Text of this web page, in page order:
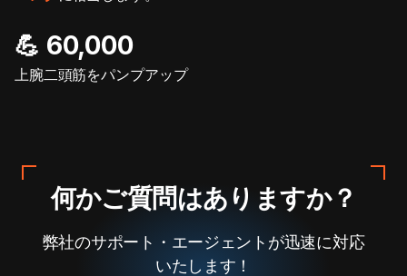
💪 60,000
上腕二頭筋をパンプアップ
何かご質問はありますか？
弊社のサポート・エージェントが迅速に対応
いたします！